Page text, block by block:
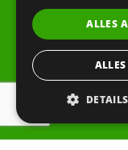
Rechten
ALLES